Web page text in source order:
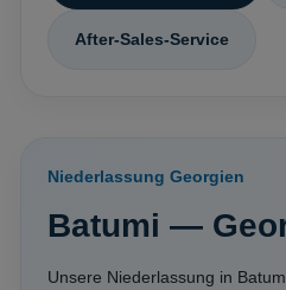
After-Sales-Service
Niederlassung Georgien
Batumi —
Unsere Niederlassung in